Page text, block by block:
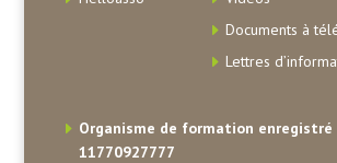
Documents à
Lettres
Organisme de formation enregistré
11770927777